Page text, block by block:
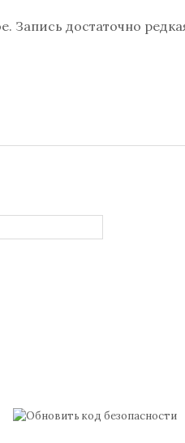
Запись достаточно